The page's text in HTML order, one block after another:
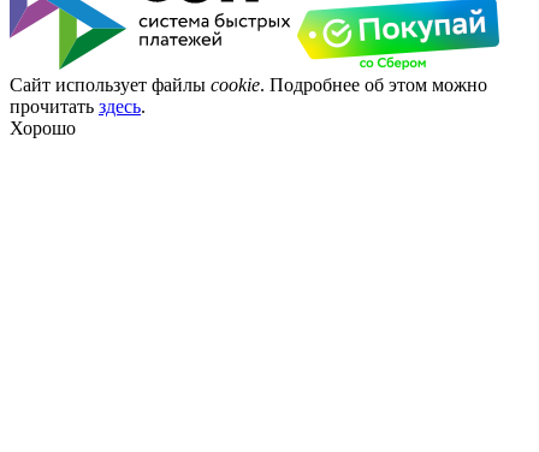
Сайт использует файлы cookie. Подробнее об этом можно
прочитать здесь.
Хорошо